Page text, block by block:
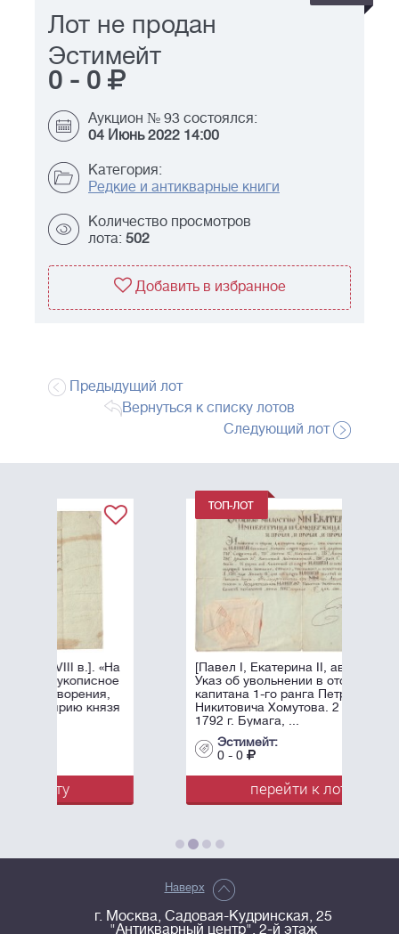
Лот не продан
Эстимейт
0 - 0
Аукцион № 93 состоялся:
04 Июнь 2022 14:00
Категория:
Редкие и антикварные книги
Количество просмотров
лота: 502
Добавить в избранное
Предыдущий лот
Вернуться к списку лотов
Следующий лот
[Павел I, Екатерина II, автографы].
Указ об увольнении в отставку
капитана 1-го ранга Петра
Никитовича Хомутова. 2 апреля
1792 г. Бумага, ...
перейти к лоту
Наверх
г. Москва, Садовая-Кудринская, 25
"Антикварный центр", 2-й этаж